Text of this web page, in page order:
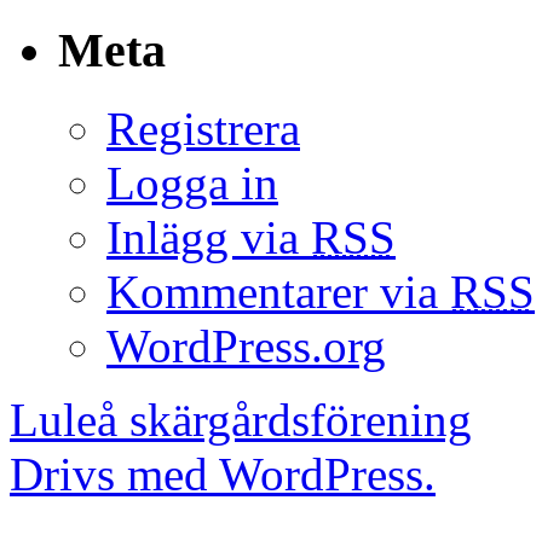
Meta
Registrera
Logga in
Inlägg via RSS
Kommentarer via RSS
WordPress.org
Luleå skärgårdsförening
Drivs med WordPress.